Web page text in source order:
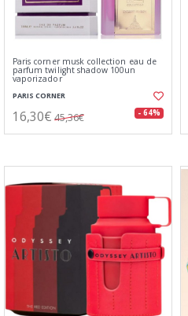
Paris corner musk collection eau de
parfum twilight shadow 100un
vaporizador
PARIS CORNER
16,30€ 45,36€ - 64%